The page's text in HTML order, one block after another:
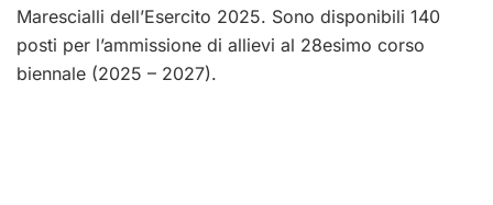
Marescialli dell’Esercito 2025. Sono disponibili 140
posti per l’ammissione di allievi al 28esimo corso
biennale (2025 – 2027).